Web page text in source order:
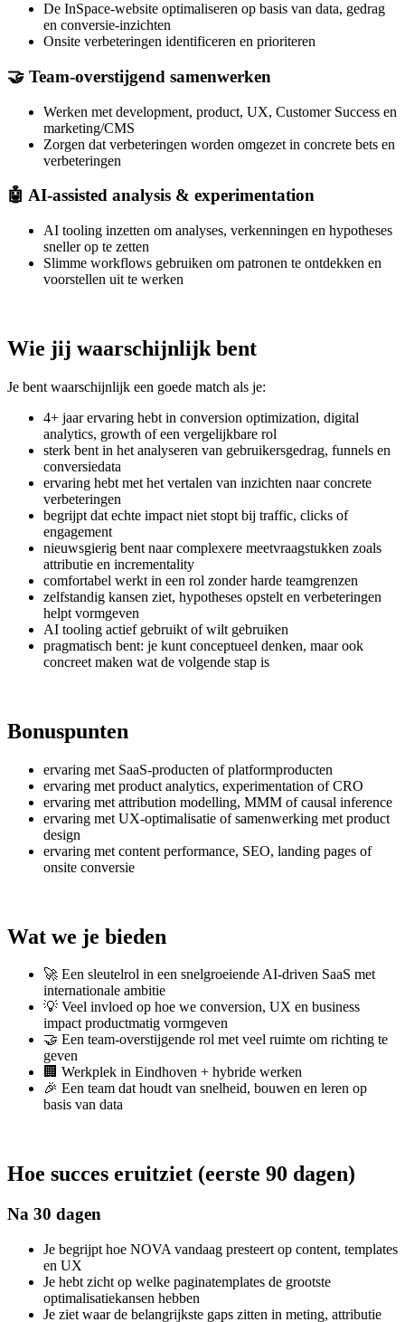
De InSpace-website optimaliseren op basis van data, gedrag
en conversie-inzichten
Onsite verbeteringen identificeren en prioriteren
🤝 Team-overstijgend samenwerken
Werken met development, product, UX, Customer Success en
marketing/CMS
Zorgen dat verbeteringen worden omgezet in concrete bets en
verbeteringen
🤖 AI-assisted analysis & experimentation
AI tooling inzetten om analyses, verkenningen en hypotheses
sneller op te zetten
Slimme workflows gebruiken om patronen te ontdekken en
voorstellen uit te werken
Wie jij waarschijnlijk bent
Je bent waarschijnlijk een goede match als je:
4+ jaar ervaring hebt in conversion optimization, digital
analytics, growth of een vergelijkbare rol
sterk bent in het analyseren van gebruikersgedrag, funnels en
conversiedata
ervaring hebt met het vertalen van inzichten naar concrete
verbeteringen
begrijpt dat echte impact niet stopt bij traffic, clicks of
engagement
nieuwsgierig bent naar complexere meetvraagstukken zoals
attributie en incrementality
comfortabel werkt in een rol zonder harde teamgrenzen
zelfstandig kansen ziet, hypotheses opstelt en verbeteringen
helpt vormgeven
AI tooling actief gebruikt of wilt gebruiken
pragmatisch bent: je kunt conceptueel denken, maar ook
concreet maken wat de volgende stap is
Bonuspunten
ervaring met SaaS-producten of platformproducten
ervaring met product analytics, experimentation of CRO
ervaring met attribution modelling, MMM of causal inference
ervaring met UX-optimalisatie of samenwerking met product
design
ervaring met content performance, SEO, landing pages of
onsite conversie
Wat we je bieden
🚀 Een sleutelrol in een snelgroeiende AI-driven SaaS met
internationale ambitie
💡 Veel invloed op hoe we conversion, UX en business
impact productmatig vormgeven
🤝 Een team-overstijgende rol met veel ruimte om richting te
geven
🏢 Werkplek in Eindhoven + hybride werken
🎉 Een team dat houdt van snelheid, bouwen en leren op
basis van data
Hoe succes eruitziet (eerste 90 dagen)
Na 30 dagen
Je begrijpt hoe NOVA vandaag presteert op content, templates
en UX
Je hebt zicht op welke paginatemplates de grootste
optimalisatiekansen hebben
Je ziet waar de belangrijkste gaps zitten in meting, attributie